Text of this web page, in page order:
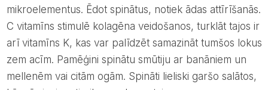
mikroelementus. Ēdot spinātus, notiek ādas attīrīšanās.
C vitamīns stimulē kolagēna veidošanos, turklāt tajos ir
arī vitamīns K, kas var palīdzēt samazināt tumšos lokus
zem acīm. Pamēģini spinātu smūtiju ar banāniem un
mellenēm vai citām ogām. Spināti lieliski garšo salātos,